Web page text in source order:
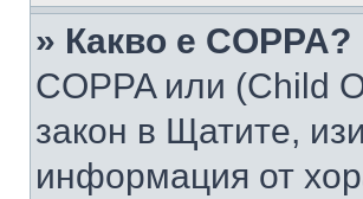
» Какво е COPPA?
COPPA или (Child
закон в Щатите,
информация от